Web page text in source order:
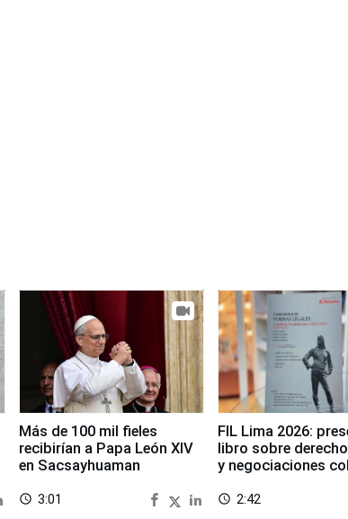
Más de 100 mil fieles
recibirían a Papa León XIV
en Sacsayhuaman
access_time 3:01
FIL Lima 2026:
libro sobre
y negociaciones
access_time 2:42